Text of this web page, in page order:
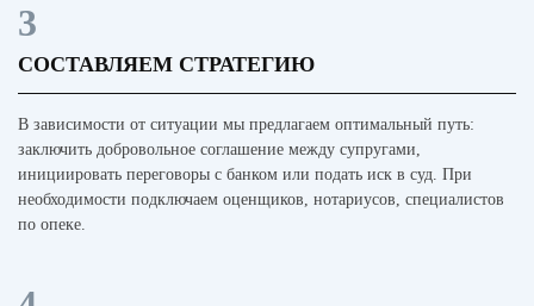
3
СОСТАВЛЯЕМ СТРАТЕГИЮ
В зависимости от ситуации мы предлагаем оптимальный путь:
заключить добровольное соглашение между супругами,
инициировать переговоры с банком или подать иск в суд. При
необходимости подключаем оценщиков, нотариусов, специалистов
по опеке.